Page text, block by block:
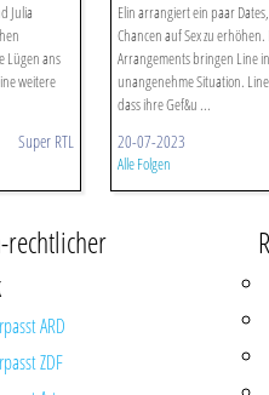
Julia
Lügen ans
weitere
Super RTL
Elin arrangiert ein paar
Chancen auf Sex zu erhöhen.
Arrangements bringen Line
unangenehme Situation.
dass ihre Gef&u ...
20-07-2023
Alle Folgen
rechtlicher
ARD
ZDF